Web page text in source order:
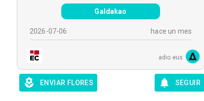
Galdakao
2026-07-06 hace un mes
adio.eus
ENVIAR FLORES SEGUIR